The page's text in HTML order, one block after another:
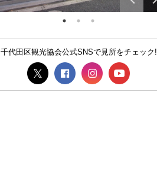
千代田区観光協会公式SNSで見所をチェック!